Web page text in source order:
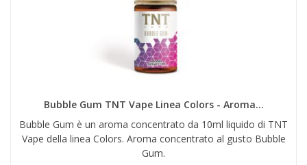
Bubble Gum TNT Vape Linea Colors - Aroma...
Bubble Gum è un aroma concentrato da 10ml liquido di TNT
Vape della linea Colors. Aroma concentrato al gusto Bubble
Gum.